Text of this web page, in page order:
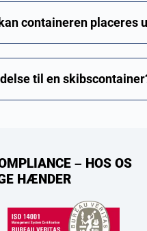
containeren placeres
til en
– HOS OS
HÆNDER